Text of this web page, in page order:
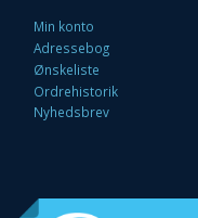
Min konto
Adressebog
Ønskeliste
Ordrehistorik
Nyhedsbrev